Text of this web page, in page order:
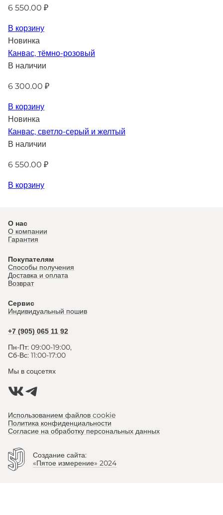
6 550.00 ₽
В корзину
Новинка
Канвас, тёмно-розовый
В наличии
6 300.00 ₽
В корзину
Новинка
Канвас, светло-серый и желтый
В наличии
6 550.00 ₽
В корзину
О нас
О компании
Гарантия
Покупателям
Способы получения
Доставка и оплата
Возврат
Сервис
Индивидуальный пошив
+7 (905) 065 11 92
Пн-Пт: 09:00-19:00,
Сб-Вс: 11:00-17:00
Мы в соцсетях
Использованием файлов cookie
Политика конфиденциальности
Согласие на обработку персональных данных
Создание сайта:
«Пятое измерение» 2024